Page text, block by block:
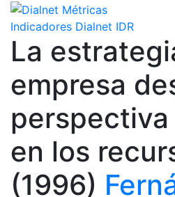
Indicadores Dialnet IDR
La
empresa
perspectiva
en los
(1996)